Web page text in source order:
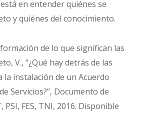
en entender quiénes se
y quiénes del conocimiento.
de lo que significan las
V., “¿Qué hay detrás de las
la instalación de un Acuerdo
Servicios?”, Documento de
PSI, FES, TNI, 2016. Disponible